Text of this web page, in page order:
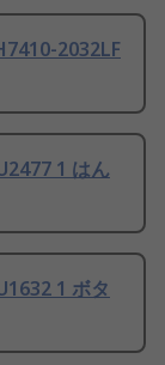
2032LF
1 はん
1 ボタ